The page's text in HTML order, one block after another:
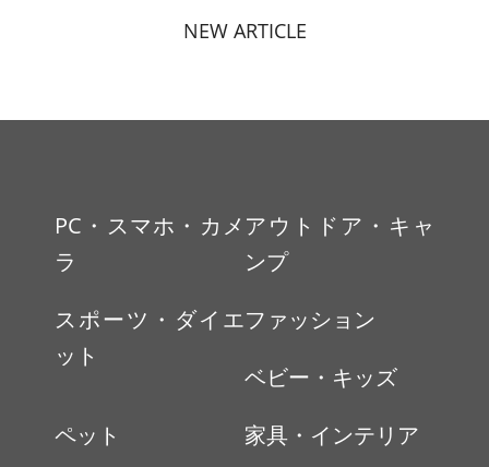
NEW ARTICLE
PC・スマホ・カメ
ラ
アウトドア・キャ
ンプ
スポーツ・ダイエ
ット
ファッション
ベビー・キッズ
ペット
家具・インテリア